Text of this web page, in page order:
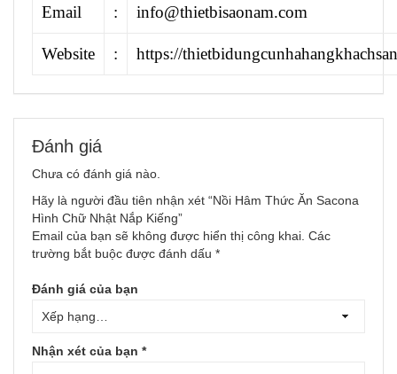
Email : info@thietbisaonam.com
Website : https://
Đánh giá
Chưa có đánh giá nào.
Hãy là người đầu tiên nhận xét “Nồi Hâm Thức Ăn Sacona
Hình Chữ Nhật Nắp Kiếng”
Email của bạn sẽ không được hiển thị công khai. Các
trường bắt buộc được đánh dấu *
Đánh giá của bạn
Nhận xét của bạn *